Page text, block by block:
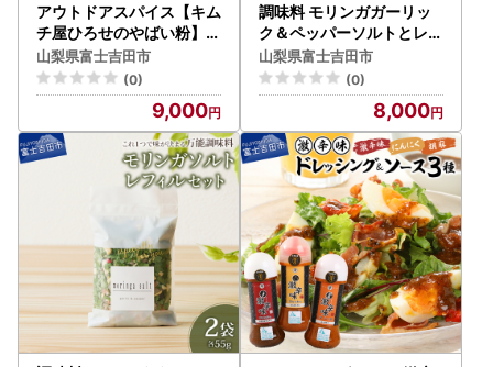
アウトドアスパイス【キム
チ屋ひろせのやばい粉】味
比べ3種セット バーベキュ
ー 万能調味料
山梨県富士吉田市
(0)
9,000
調味料 モリンガガーリッ
ク＆ペッパーソルトとレフ
ィルセット ペッパー 塩
山梨県富士吉田市
(0)
8,000